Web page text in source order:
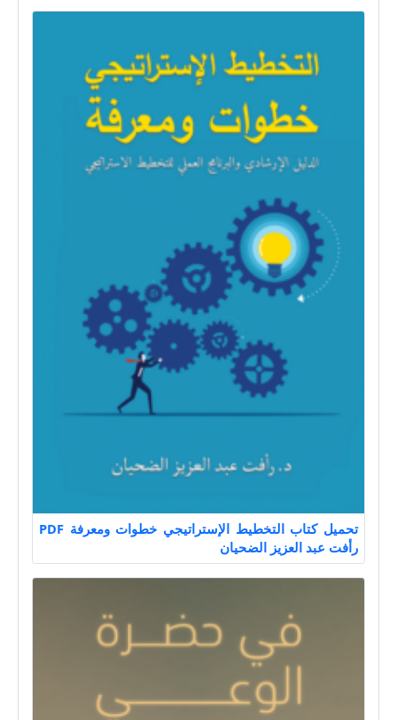
تحميل كتاب التخطيط الإستراتيجي خطوات ومعرفة PDF
رأفت عبد العزيز الضحيان